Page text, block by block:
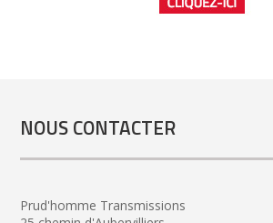
NOUS CONTACTER
Prud'homme Transmissions